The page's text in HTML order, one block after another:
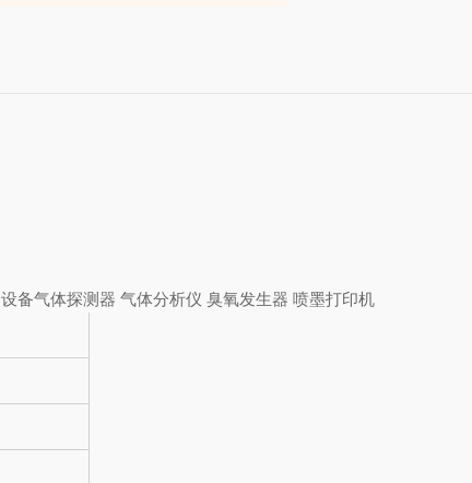
备气体探测器 气体分析仪 臭氧发生器 喷墨打印机